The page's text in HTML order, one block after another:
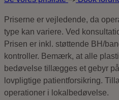
Priserne er vejledende, da
type kan variere. Ved
Prisen er inkl. støttende BH/
kontroller. Bemærk, at alle
bedøvelse tillægges et gebyr
lovpligtige patientforsikring.
operationer i lokalbedøvelse.